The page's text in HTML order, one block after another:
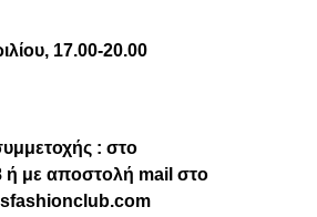
17.00-20.00
: στο
ή με αποστολή mail στο